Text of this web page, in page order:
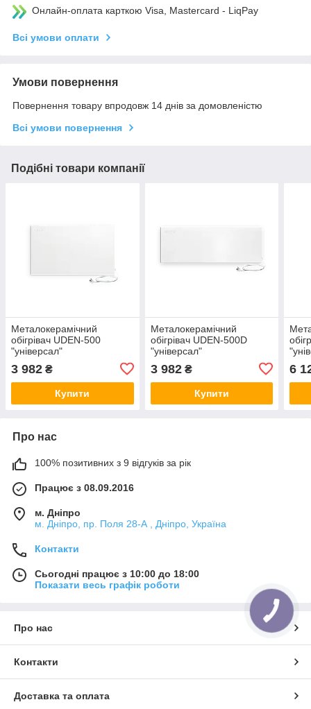
Онлайн-оплата карткою Visa, Mastercard - LiqPay
Всі умови оплати
Умови повернення
Повернення товару впродовж 14 днів за домовленістю
Всі умови повернення
Подібні товари компанії
Металокерамічний
обігрівач UDEN-500
"універсал"
3 982 ₴
Купити
Металокерамічний
обігрівач UDEN-500D
"універсал"
3 982₴
Купити
6
Про нас
100% позитивних з 9 відгуків за рік
Працює з 08.09.2016
м. Дніпро
м. Дніпро, пр. Поля 28-А , Дніпро, Україна
Контакти
Сьогодні працює з 10:00 до 18:00
Показати весь графік роботи
Про нас
Контакти
Доставка та оплата